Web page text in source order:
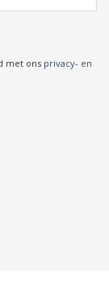
met ons privacy- en